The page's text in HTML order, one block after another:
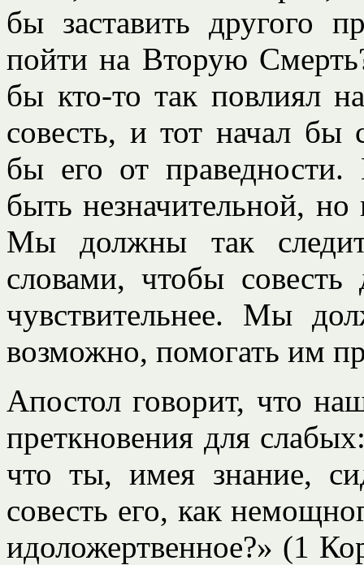
бы заставить другого
пойти на Вторую
бы кто-то так повлиял
совесть, и тот начал бы
бы его от
быть незначительной,
Мы должны так
словами, чтобы совесть
чувствительнее. Мы
возможно, помогать им
Апостол говорит, что
преткновения для
что ты, имея знание,
совесть его, как
идоложертвенное?» (1